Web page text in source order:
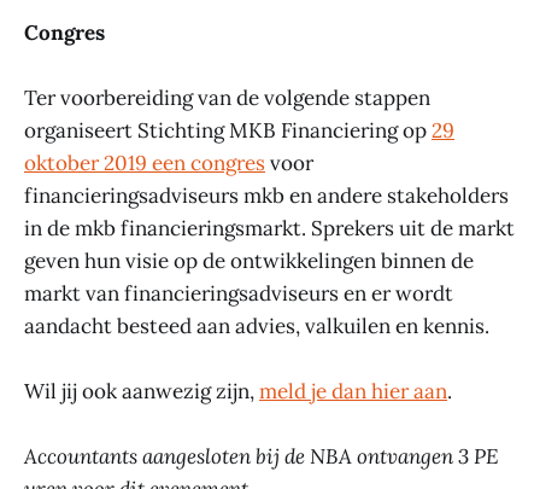
Congres
Ter voorbereiding van de volgende stappen
organiseert Stichting MKB Financiering op29
oktober 2019 een congresvoor
financieringsadviseurs mkb en andere stakeholders
in de mkb financieringsmarkt. Sprekers uit de markt
geven hun visie op de ontwikkelingen binnen de
markt van financieringsadviseurs en er wordt
aandacht besteed aan advies, valkuilen en kennis.
Wil jij ook aanwezig zijn,meld je dan hier aan.
Accountants aangesloten bij de NBA ontvangen 3 PE